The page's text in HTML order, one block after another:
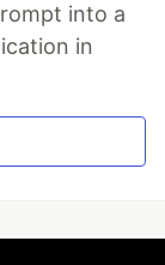
为
值的Actions
into a
in